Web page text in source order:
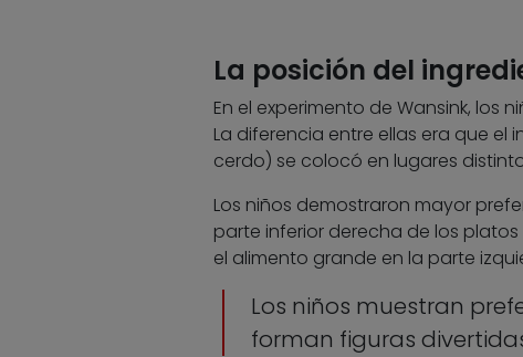
La posición del
En el experimento de Wansink, los
La diferencia entre ellas era que
cerdo) se colocó en lugares
Los niños demostraron mayor
parte inferior derecha de los
el alimento grande en la parte
Los niños muestran
forman figuras